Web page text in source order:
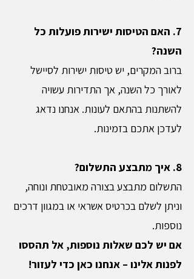
7. האם הטיסות ישירות פועלות כל
השנה?
ברוב המקרים, יש טיסות ישירות לסיישל
לאורך כל השנה, אך התדירות עשויה
להשתנות בהתאם לעונות. אנחנו נדאג
לעדכן אתכם בזמינות.
8. איך מתבצע התשלום?
התשלום מתבצע בצורה מאובטחת ונוחה,
וניתן לשלם בכרטיס אשראי או במגוון דרכים
נוספות.
אם יש לכם שאלות נוספות, אל תהססו
לפנות אלינו – אנחנו כאן כדי לעזור!